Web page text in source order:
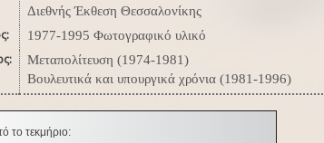
Διεθνής Έκθεση Θεσσαλονίκης
1977-1995 Φωτογραφικό υλικό
Μεταπολίτευση (1974-1981)
Βουλευτικά και υπουργικά χρόνια (1981-1996)
το τεκμήριο: